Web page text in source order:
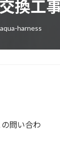
換工
aqua-harness
問い合わ